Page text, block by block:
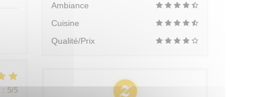
: 5/5
Ambiance
Cuisine
Qualité/Prix